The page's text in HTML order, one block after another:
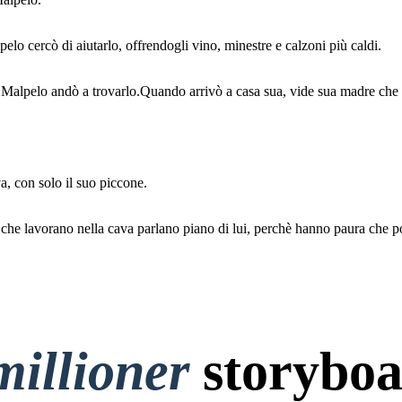
Ancora oggi i ragazzi che
lavorano nella cava parlano
loro.
casa sua, vide
cercò di aiutarlo, offrendogli vino, minestre e calzoni più caldi.
andò a trovarlo.Quando arrivò a casa sua, vide sua madre che
con solo il suo piccone.
lavorano nella cava parlano piano di lui, perchè hanno paura che